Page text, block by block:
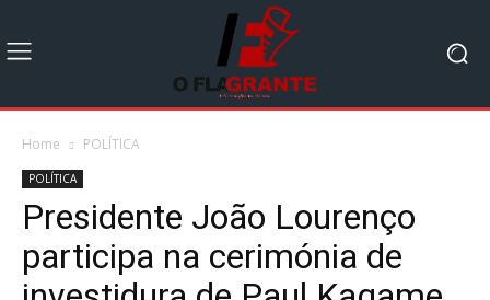
Home POLÍTICA
POLÍTICA
Presidente João Lourenço
participa na cerimónia de